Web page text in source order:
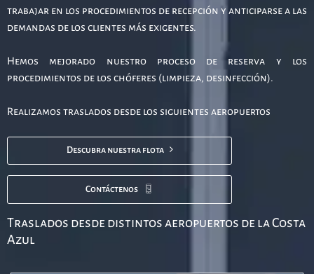
trabajar en los procedimientos de recepción y anticiparse a las
demandas de los clientes más exigentes.
Hemos mejorado nuestro proceso de reserva y los
procedimientos de los chóferes (limpieza, desinfección).
Realizamos traslados desde los siguientes aeropuertos
Descubra nuestra flota
Contáctenos
Traslados desde distintos aeropuertos de la Costa
Azul